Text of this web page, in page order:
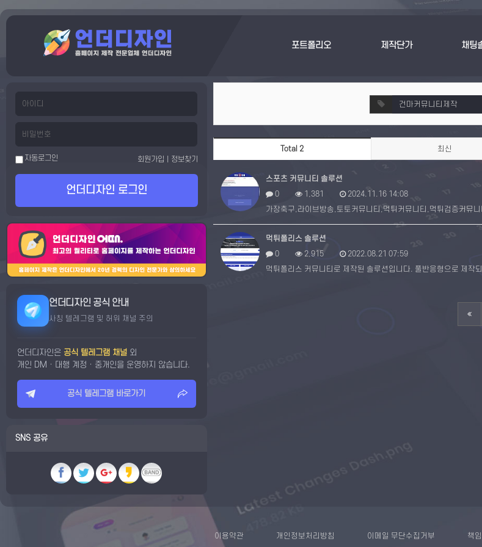
포트폴리오 제작단가 채팅
Total 2 최신
스포츠 커뮤니티 솔루션
0
1,381
2024.11.16 14:08
가장축구,라이브방송,토토커뮤니티,먹튀커뮤니티,먹튀검증커뮤
먹튀폴리스 솔루션
0
2,915
2022.08.21 07:59
먹튀폴리스 커뮤니티로 제작된 솔루션입니다. 풀반응형으로 제작
자동로그인 회원가입 정보찾기
언더디자인 로그인
언더디자인 공식 안내
사칭 텔레그램 및 허위 채널 주의
언더디자인은 공식 텔레그램 채널 외
개인 DM · 대행 계정 · 중개인을 운영하지 않습니다.
공식 텔레그램 바로가기
SNS 공유
이용약관 개인정보처리방침 이메일 무단수집거부 책